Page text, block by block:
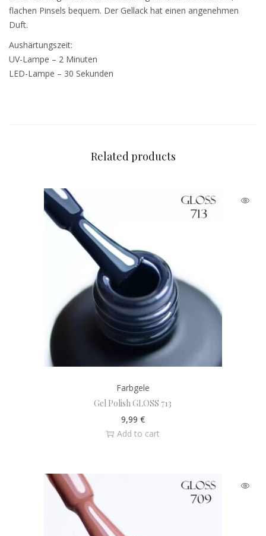
flachen Pinsels bequem. Der Gellack hat einen angenehmen
Duft.
Aushärtungszeit:
UV-Lampe – 2 Minuten
LED-Lampe – 30 Sekunden
Related products
Farbgele
Gel Polish GLOSS 713
9,99 €
Add to cart